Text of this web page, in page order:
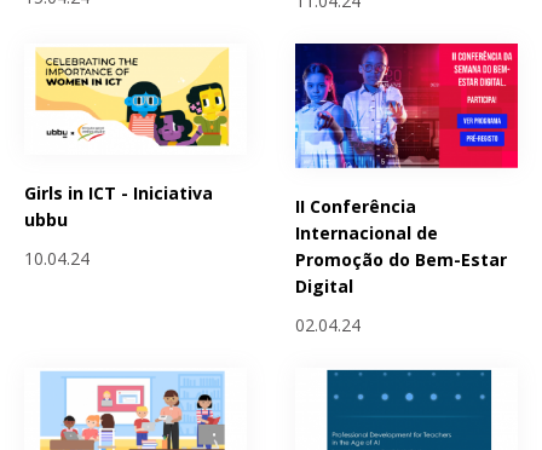
Girls in ICT - Iniciativa
ubbu
10.04.24
II Conferência
Internacional de
Promoção do Bem-Estar
Digital
02.04.24